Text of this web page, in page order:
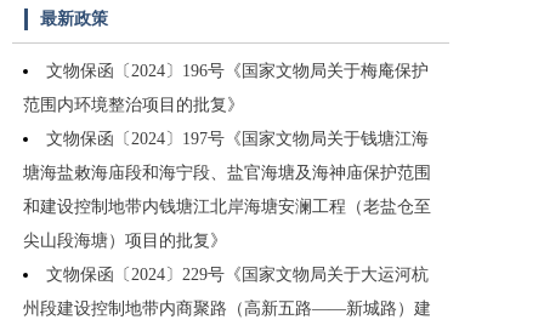
最新政策
文物保函〔2024〕196号《国家文物局关于梅庵保护
范围内环境整治项目的批复》
文物保函〔2024〕197号《国家文物局关于钱塘江海
塘海盐敕海庙段和海宁段、盐官海塘及海神庙保护范围
和建设控制地带内钱塘江北岸海塘安澜工程（老盐仓至
尖山段海塘）项目的批复》
文物保函〔2024〕229号《国家文物局关于大运河杭
州段建设控制地带内商聚路（高新五路——新城路）建